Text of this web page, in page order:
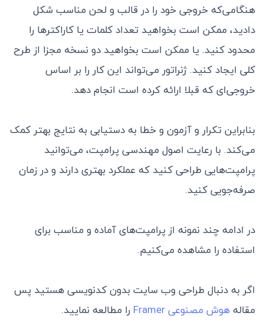
هنگامی‌که خروجی خود را در قالب و لحن مناسب شکل
دادید، ممکن است بخواهید تعداد کلمات یا کاراکترها را
محدود کنید. یا ممکن است بخواهید دو نسخه مجزا از طرح
کلی ایجاد کنید. ژنراتور می‌تواند این کار را بر اساس
خروجی‌ای که قبلا ارائه کرده است انجام دهد.
بنابراین تکرار و آزمون و خطا به دستیابی به نتایج بهتر کمک
می‌کند. با رعایت اصول مهندسی پرامپت، می‌توانید
پرامپت‌هایی طراحی کنید که عملکرد بهتری دارند و در زمان
صرفه‌جویی کنید.
در ادامه چند نمونه از پرامپت‌های آماده و مناسب برای
استفاده را مشاهده می‌کنیم.
اگر به دنبال طراحی وب سایت بدون کدنویسی هستید پس
مقاله هوش مصنوعی Framer را مطالعه نمایید.